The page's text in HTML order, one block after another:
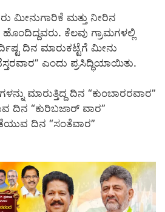
ಮೀನುಗಾರಿಕೆ ಮತ್ತು ನೀರಿನ
ಕೆಲವು ಗ್ರಾಮಗಳಲ್ಲಿ
ದಿನ ಮಾರುಕಟ್ಟೆಗೆ ಮೀನು
ಎಂದು ಪ್ರಸಿದ್ಧಿಯಾಯಿತು.
ಮಾರುತ್ತಿದ್ದ ದಿನ “ಕುಂಬಾರರವಾರ”
ದಿನ “ಕುರಿಬಜಾರ್ ವಾರ”
ದಿನ “ಸಂತೆವಾರ”